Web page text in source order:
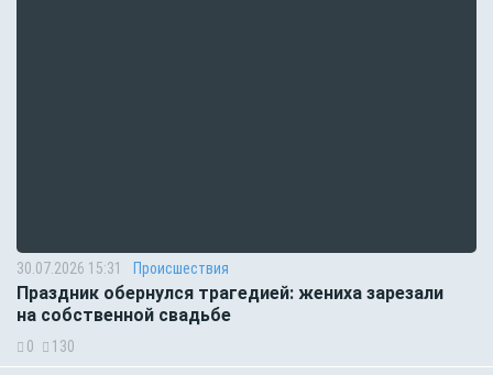
30.07.2026 15:31 Происшествия
Праздник обернулся трагедией: жениха зарезали
на собственной свадьбе
0 130